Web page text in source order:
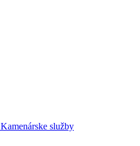
Kamenárske služby